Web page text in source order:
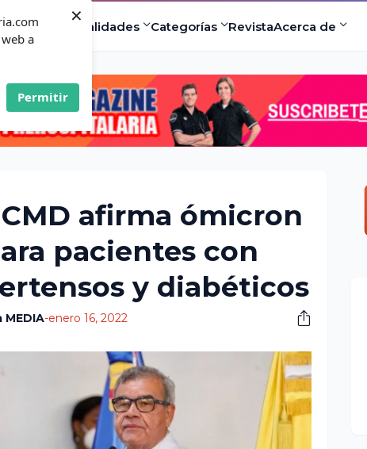
a
Permitir
×
Especialidades Categorías RevistaAcerca de
afirma ómicron
pacientes con
y diabéticos
-enero 16, 2022